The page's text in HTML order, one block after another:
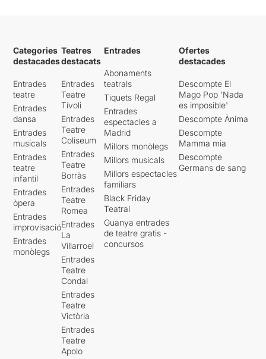
Categories
destacades
Entrades
teatre
Entrades
dansa
Entrades
musicals
Entrades
teatre
infantil
Entrades
òpera
Entrades
improvisació
Entrades
monòlegs
Teatres
destacats
Entrades
Teatre
Tívoli
Entrades
Teatre
Coliseum
Entrades
Teatre
Borràs
Entrades
Teatre
Romea
Entrades
La
Villarroel
Entrades
Teatre
Condal
Entrades
Teatre
Victòria
Entrades
Teatre
Apolo
Entrades
Abonaments
teatrals
Tiquets Regal
Entrades
espectacles a
Madrid
Millors monòlegs
Millors musicals
Millors espectacles
familiars
Black Friday
Teatral
Guanya entrades
de teatre gratis -
concursos
Ofertes
destacades
Descompte El
Mago Pop 'Nada
es imposible'
Descompte Ànima
Descompte
Mamma mia
Descompte
Germans de sang